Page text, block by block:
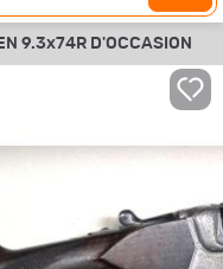
9.3x74R D'OCCASION